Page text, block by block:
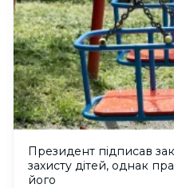
Президент підписав
захисту дітей, однак
його